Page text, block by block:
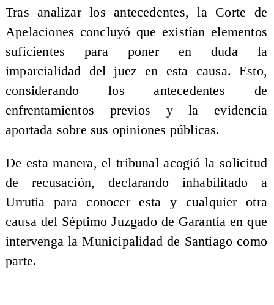
Tras analizar los antecedentes, la Corte de
Apelaciones concluyó que existían elementos
suficientes para poner en duda la
imparcialidad del juez en esta causa. Esto,
considerando los antecedentes de
enfrentamientos previos y la evidencia
aportada sobre sus opiniones públicas.
De esta manera, el tribunal acogió la solicitud
de recusación, declarando inhabilitado a
Urrutia para conocer esta y cualquier otra
causa del Séptimo Juzgado de Garantía en que
intervenga la Municipalidad de Santiago como
parte.